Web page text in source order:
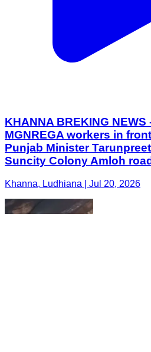
KHANNA BREKING
MGNREGA workers in
Punjab Minister
Suncity Colony Amloh
Khanna, Ludhiana | Jul 20, 2026